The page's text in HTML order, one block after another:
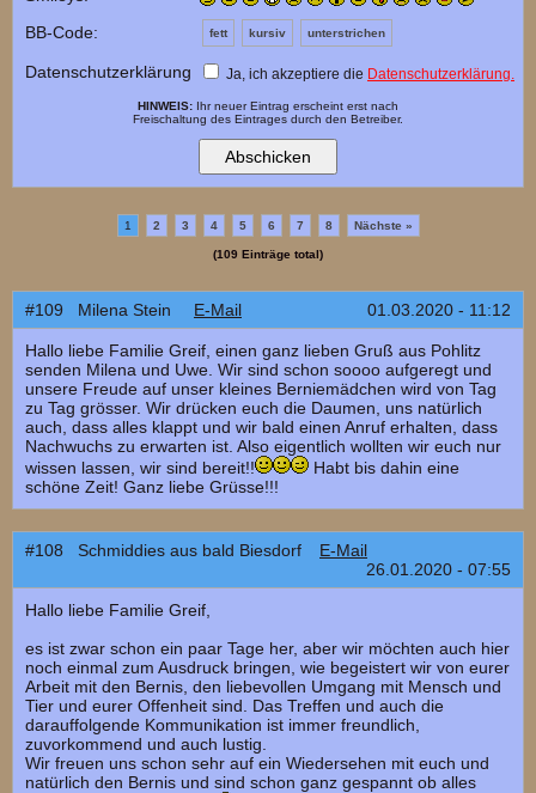
BB-Code:
fett kursiv unterstrichen
Datenschutzerklärung Ja, ich akzeptiere die Datenschutzerklärung.
HINWEIS: Ihr neuer Eintrag erscheint erst nach
Freischaltung des Eintrages durch den Betreiber.
1 2 3 4 5 6 7 8 Nächste »
(109 Einträge total)
#109 Milena Stein E-Mail 01.03.2020 - 11:12
Hallo liebe Familie Greif, einen ganz lieben Gruß aus Pohlitz
senden Milena und Uwe. Wir sind schon soooo aufgeregt und
unsere Freude auf unser kleines Berniemädchen wird von Tag
zu Tag grösser. Wir drücken euch die Daumen, uns natürlich
auch, dass alles klappt und wir bald einen Anruf erhalten, dass
Nachwuchs zu erwarten ist. Also eigentlich wollten wir euch nur
wissen lassen, wir sind bereit!!
Habt bis dahin eine
schöne Zeit! Ganz liebe Grüsse!!!
#108 Schmiddies aus bald Biesdorf
E-Mail
26.01.2020 - 07:55
Hallo liebe Familie Greif,
es ist zwar schon ein paar Tage her, aber wir möchten auch hier
noch einmal zum Ausdruck bringen, wie begeistert wir von eurer
Arbeit mit den Bernis, den liebevollen Umgang mit Mensch und
Tier und eurer Offenheit sind. Das Treffen und auch die
darauffolgende Kommunikation ist immer freundlich,
zuvorkommend und auch lustig.
Wir freuen uns schon sehr auf ein Wiedersehen mit euch und
natürlich den Bernis und sind schon ganz gespannt ob alles